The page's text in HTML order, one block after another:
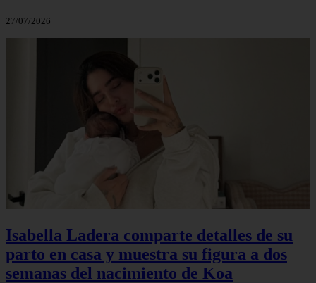
27/07/2026
Isabella Ladera comparte detalles de su
parto en casa y muestra su figura a dos
semanas del nacimiento de Koa